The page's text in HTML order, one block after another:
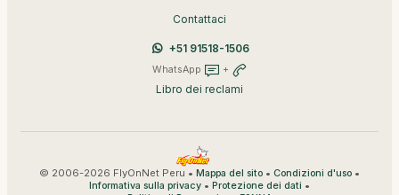
Contattaci
+51 91518-1506
WhatsApp +
Libro dei reclami
© 2006-2026 FlyOnNet Peru • Mappa del sito • Condizioni d'uso •
Informativa sulla privacy • Protezione dei dati •